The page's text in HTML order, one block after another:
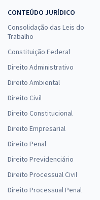
MPA - Ministério da Pesca e
para Atividades Técnicas
CONTEÚDO JURÍDICO
Consolidação das Leis do
Trabalho
Constituição Federal
Direito Administrativo
Direito Ambiental
Direito Civil
Direito Constitucional
Direito Empresarial
Direito Penal
Direito Previdenciário
Direito Processual Civil
Direito Processual Penal